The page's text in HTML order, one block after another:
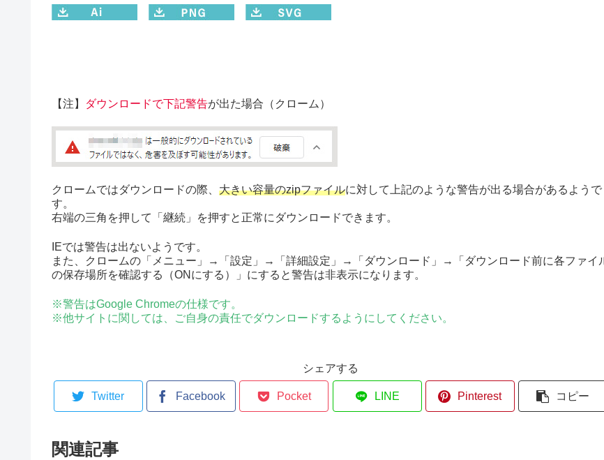
【注】 ダウンロードで下記警告が出た場合（クローム）
クロームではダウンロードの際、 大きい容量のzipファイルに対して上記のような警告が出る場合があるようで
す。
右端の三角を押して「継続」を押すと正常にダウンロードできます。
IEでは警告は出ないようです。
また、クロームの「メニュー」→「設定」→「詳細設定」→「ダウンロード」→「ダウンロード前に各ファイ
の保存場所を確認する（ONにする）」にすると警告は非表示になります。
※警告はGoogle Chromeの仕様です。
※他サイトに関しては、ご自身の責任でダウンロードするようにしてください。
シェアする
Twitter Facebook Pocket LINE Pinterest コピー
関連記事